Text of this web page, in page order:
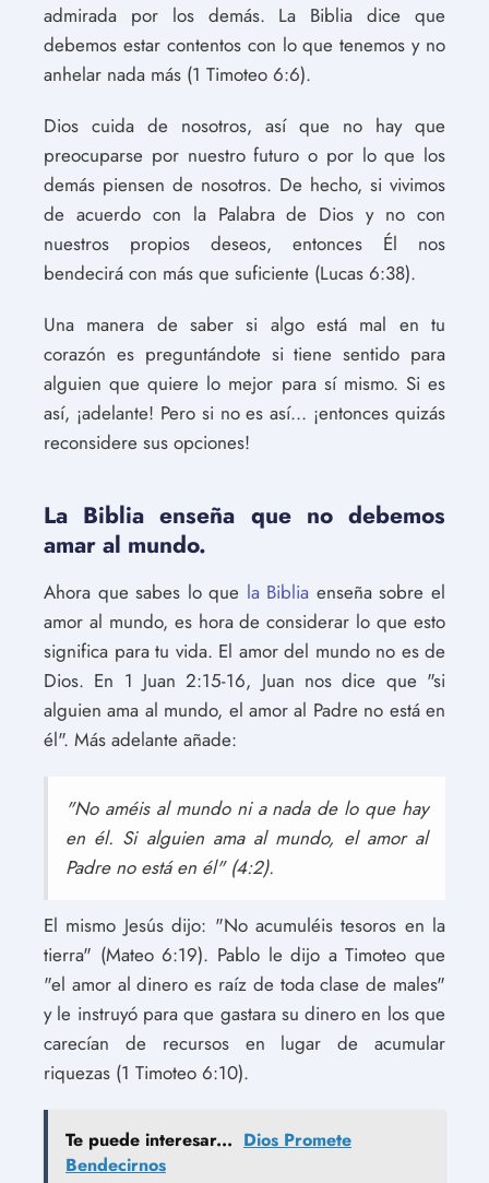
admirada por los demás. La Biblia dice que
debemos estar contentos con lo que tenemos y no
anhelar nada más (1 Timoteo 6:6).
Dios cuida de nosotros, así que no hay que
preocuparse por nuestro futuro o por lo que los
demás piensen de nosotros. De hecho, si vivimos
de acuerdo con la Palabra de Dios y no con
nuestros propios deseos, entonces Él nos
bendecirá con más que suficiente (Lucas 6:38).
Una manera de saber si algo está mal en tu
corazón es preguntándote si tiene sentido para
alguien que quiere lo mejor para sí mismo. Si es
así, ¡adelante! Pero si no es así... ¡entonces quizás
reconsidere sus opciones!
La Biblia enseña que no debemos
amar al mundo.
Ahora que sabes lo que la Biblia enseña sobre el
amor al mundo, es hora de considerar lo que esto
significa para tu vida. El amor del mundo no es de
Dios. En 1 Juan 2:15-16, Juan nos dice que "si
alguien ama al mundo, el amor al Padre no está en
él". Más adelante añade:
"No améis al mundo ni a nada de lo que hay
en él. Si alguien ama al mundo, el amor al
Padre no está en él" (4:2).
El mismo Jesús dijo: "No acumuléis tesoros en la
tierra" (Mateo 6:19). Pablo le dijo a Timoteo que
"el amor al dinero es raíz de toda clase de males"
y le instruyó para que gastara su dinero en los que
carecían de recursos en lugar de acumular
riquezas (1 Timoteo 6:10).
Te puede interesar... Dios Promete
Bendecirnos